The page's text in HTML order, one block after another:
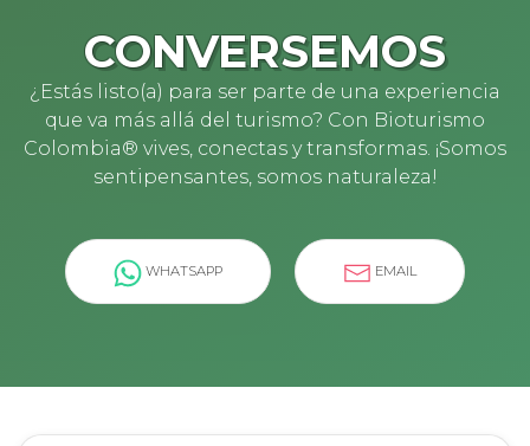
CONVERSEMOS
¿Estás listo(a) para ser parte de una experiencia
que va más allá del turismo? Con Bioturismo
Colombia® vives, conectas y transformas. ¡Somos
sentipensantes, somos naturaleza!
WHATSAPP EMAIL